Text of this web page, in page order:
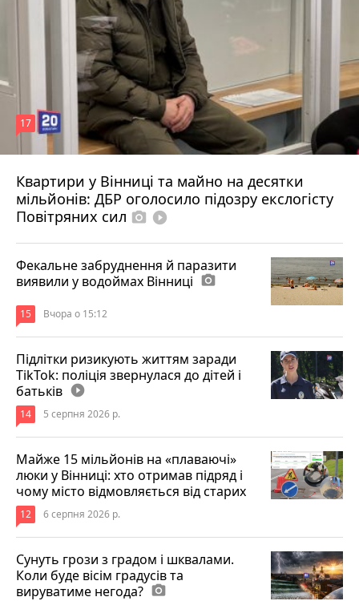
Квартири у Вінниці та майно на десятки
мільйонів: ДБР оголосило підозру екслогісту
Повітряних сил photo_camera play_circle_filled
17
6 серпня 2026 р.
Фекальне забруднення й паразити
виявили у водоймах Вінниці photo_camera
15 Вчора о 15:12
Підлітки ризикують життям заради
TikTok: поліція звернулася до дітей і
батьків play_circle_filled
14 5 серпня 2026 р.
Майже 15 мільйонів на «плаваючі»
люки у Вінниці: хто отримав підряд і
чому місто відмовляється від старих
12 6 серпня 2026 р.
Сунуть грози з градом і шквалами.
Коли буде вісім градусів та
вируватиме негода? photo_camera